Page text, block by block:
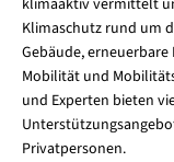
klimaaktiv vermittelt
Klimaschutz rund um
Gebäude,
Mobilität und
und Experten bieten
Privatpersonen.